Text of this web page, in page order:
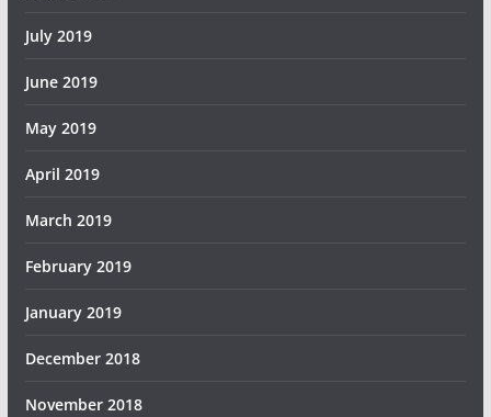
July 2019
June 2019
May 2019
April 2019
March 2019
February 2019
January 2019
December 2018
November 2018